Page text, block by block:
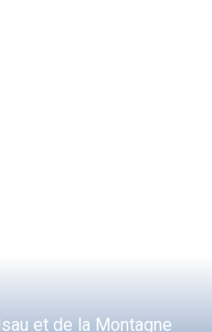
et de la Montagne